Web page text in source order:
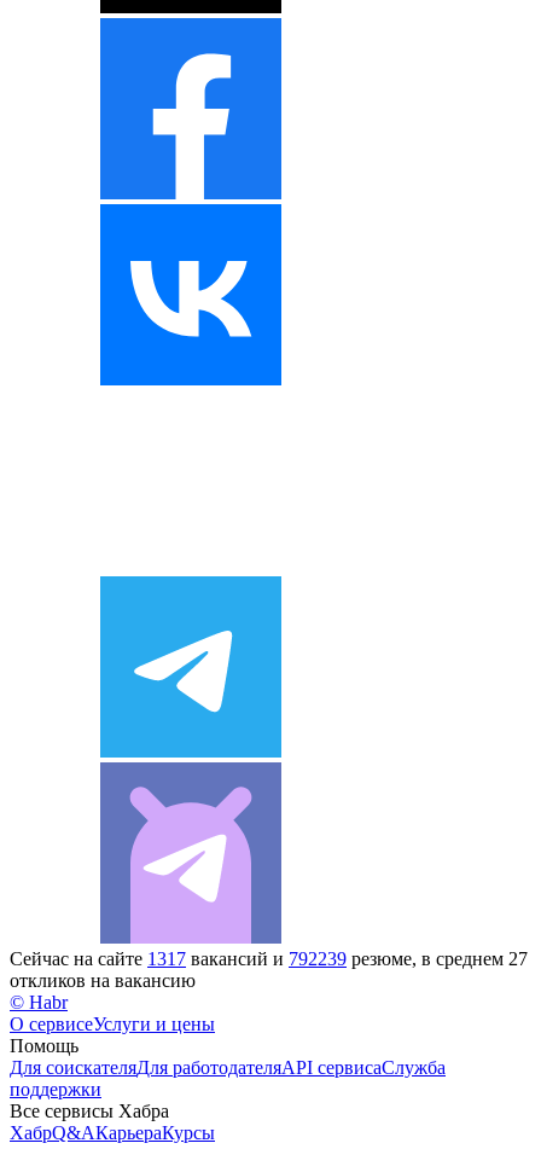
Сейчас на сайте 1317 вакансий и 792239 резюме, в среднем 27
откликов на вакансию
© Habr
О сервисеУслуги и цены
Помощь
Для соискателяДля работодателяAPI сервисаСлужба
поддержки
Все сервисы Хабра
ХабрQ&AКарьераКурсы